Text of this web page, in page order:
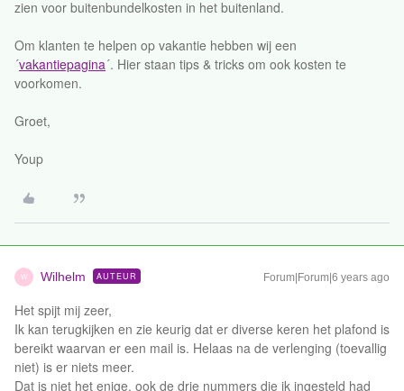
zien voor buitenbundelkosten in het buitenland.
Om klanten te helpen op vakantie hebben wij een
´vakantiepagina´. Hier staan tips & tricks om ook kosten te
voorkomen.
Groet,
Youp
W Wilhelm AUTEUR Forum|Forum|6 years ago
Het spijt mij zeer,
Ik kan terugkijken en zie keurig dat er diverse keren het plafond is
bereikt waarvan er een mail is. Helaas na de verlenging (toevallig
niet) is er niets meer.
Dat is niet het enige, ook de drie nummers die ik ingesteld had